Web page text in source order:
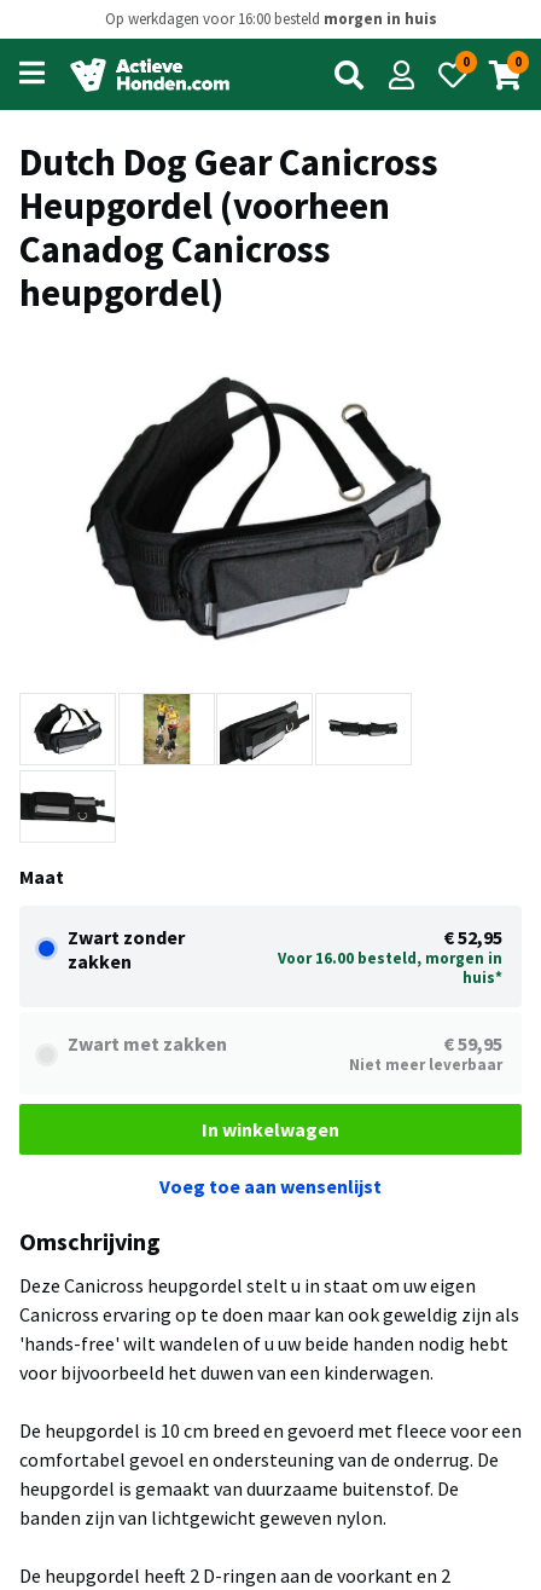
Op werkdagen voor 16:00 besteld morgen in huis
Open
main
menu
0 0
Dutch Dog Gear Canicross
Heupgordel (voorheen
Canadog Canicross
heupgordel)
Maat
Zwart zonder
zakken
€ 52,95
Voor 16.00 besteld, morgen in
huis*
Zwart met zakken € 59,95
Niet meer leverbaar
In winkelwagen
Voeg toe aan wensenlijst
Omschrijving
Deze Canicross heupgordel stelt u in staat om uw eigen
Canicross ervaring op te doen maar kan ook geweldig zijn als
'hands-free' wilt wandelen of u uw beide handen nodig hebt
voor bijvoorbeeld het duwen van een kinderwagen.
De heupgordel is 10 cm breed en gevoerd met fleece voor een
comfortabel gevoel en ondersteuning van de onderrug. De
heupgordel is gemaakt van duurzaame buitenstof. De
banden zijn van lichtgewicht geweven nylon.
De heupgordel heeft 2 D-ringen aan de voorkant en 2